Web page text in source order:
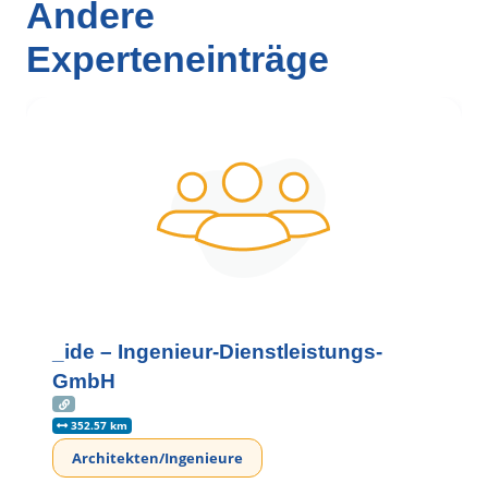
Andere
Experteneinträge
_ide – Ingenieur-Dienstleistungs-
GmbH
352.57 km
Architekten/Ingenieure